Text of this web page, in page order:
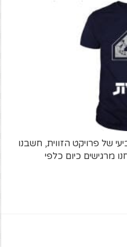
של פרויקט הזווית, חשבנו
מרגישים כיום כלפי